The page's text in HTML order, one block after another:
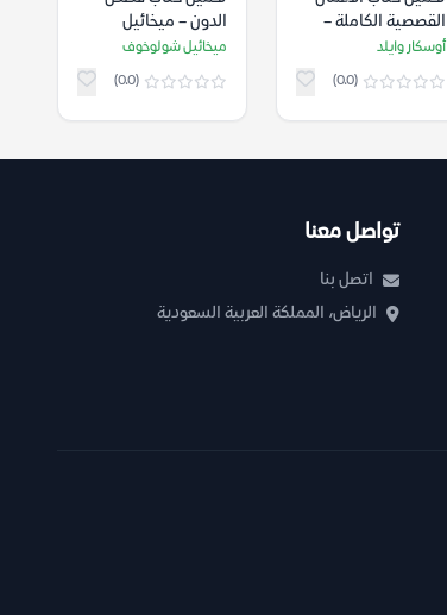
القصصية الكاملة –
أوسكار وايلد
أوسكار وايلد
(0.0)
الدون – ميخائيل
شولوخوف
ميخائيل شولوخوف
(0.0)
تواصل معنا
اتصل بنا
الرياض، المملكة العربية السعودية